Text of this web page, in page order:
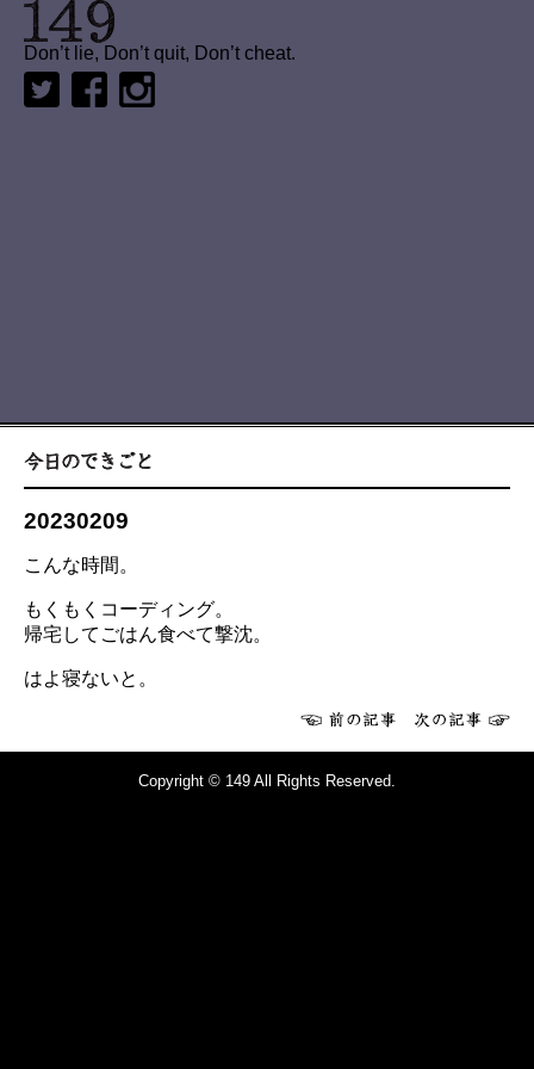
Don’t lie, Don’t quit, Don’t cheat.
20230209
こんな時間。
もくもくコーディング。
帰宅してごはん食べて撃沈。
はよ寝ないと。
Copyright © 149 All Rights Reserved.